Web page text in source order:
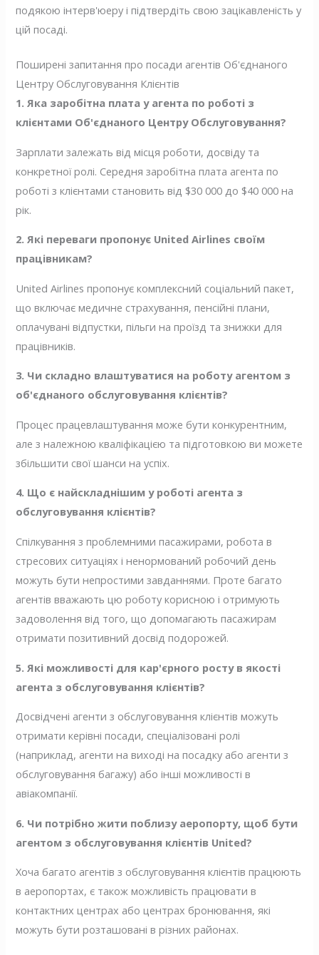
подякою інтерв'юеру і підтвердіть свою зацікавленість у
цій посаді.
Поширені запитання про посади агентів Об'єднаного
Центру Обслуговування Клієнтів
1. Яка заробітна плата у агента по роботі з
клієнтами Об'єднаного Центру Обслуговування?
Зарплати залежать від місця роботи, досвіду та
конкретної ролі. Середня заробітна плата агента по
роботі з клієнтами становить від $30 000 до $40 000 на
рік.
2. Які переваги пропонує United Airlines своїм
працівникам?
United Airlines пропонує комплексний соціальний пакет,
що включає медичне страхування, пенсійні плани,
оплачувані відпустки, пільги на проїзд та знижки для
працівників.
3. Чи складно влаштуватися на роботу агентом з
об'єднаного обслуговування клієнтів?
Процес працевлаштування може бути конкурентним,
але з належною кваліфікацією та підготовкою ви можете
збільшити свої шанси на успіх.
4. Що є найскладнішим у роботі агента з
обслуговування клієнтів?
Спілкування з проблемними пасажирами, робота в
стресових ситуаціях і ненормований робочий день
можуть бути непростими завданнями. Проте багато
агентів вважають цю роботу корисною і отримують
задоволення від того, що допомагають пасажирам
отримати позитивний досвід подорожей.
5. Які можливості для кар'єрного росту в якості
агента з обслуговування клієнтів?
Досвідчені агенти з обслуговування клієнтів можуть
отримати керівні посади, спеціалізовані ролі
(наприклад, агенти на виході на посадку або агенти з
обслуговування багажу) або інші можливості в
авіакомпанії.
6. Чи потрібно жити поблизу аеропорту, щоб бути
агентом з обслуговування клієнтів United?
Хоча багато агентів з обслуговування клієнтів працюють
в аеропортах, є також можливість працювати в
контактних центрах або центрах бронювання, які
можуть бути розташовані в різних районах.